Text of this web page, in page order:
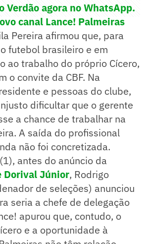
Verdão agora no WhatsApp.
canal Lance! Palmeiras
Pereira afirmou que, para
futebol brasileiro e em
ao trabalho do próprio Cícero,
o convite da CBF. Na
e pessoas do clube,
dificultar que o gerente
a chance de trabalhar na
A saída do profissional
não foi concretizada.
antes do anúncio da
Dorival Júnior, Rodrigo
de seleções) anunciou
seria a chefe de delegação
apurou que, contudo, o
e a oportunidade à